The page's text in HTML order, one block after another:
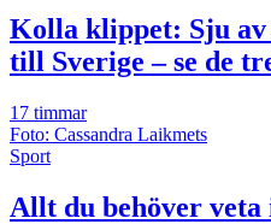
Kolla klippet: Sju
till Sverige – se de
17 timmar
Foto: Cassandra Laikmets
Sport
Allt du behöver